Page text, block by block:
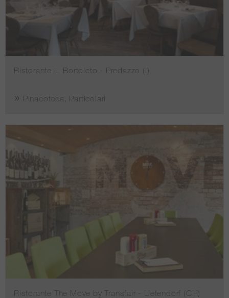
Ristorante 'L Bortoleto - Predazzo (I)
Pinacoteca, Particolari
Ristorante The Move by Transfair - Uetendorf (CH)